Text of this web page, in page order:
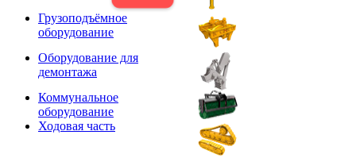
Грузоподъёмное
оборудование
Оборудование для
демонтажа
Коммунальное
оборудование
Ходовая часть